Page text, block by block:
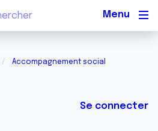
Accompagnement social
Se connecter